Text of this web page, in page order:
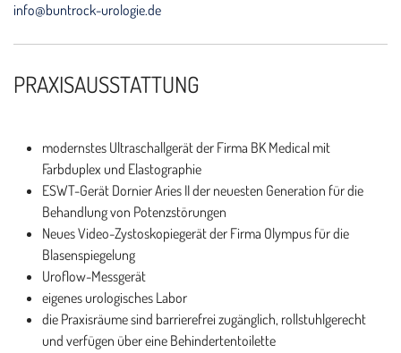
info@buntrock-urologie.de
PRAXISAUSSTATTUNG
modernstes Ultraschallgerät der Firma BK Medical mit
Farbduplex und Elastographie
ESWT-Gerät Dornier Aries II der neuesten Generation für die
Behandlung von Potenzstörungen
Neues Video-Zystoskopiegerät der Firma Olympus für die
Blasenspiegelung
Uroflow-Messgerät
eigenes urologisches Labor
die Praxisräume sind barrierefrei zugänglich, rollstuhlgerecht
und verfügen über eine Behindertentoilette